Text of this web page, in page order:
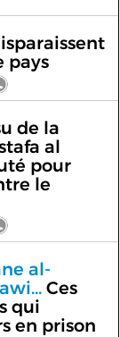
pays
de la
al
pour
le
al-
Ces
qui
en prison